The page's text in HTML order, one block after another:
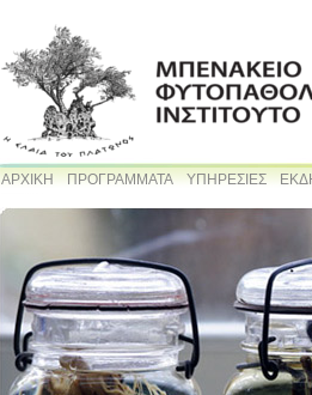
ΑΡΧΙΚΗ ΠΡΟΓΡΑΜΜΑΤΑ ΥΠΗΡΕΣΙΕΣ